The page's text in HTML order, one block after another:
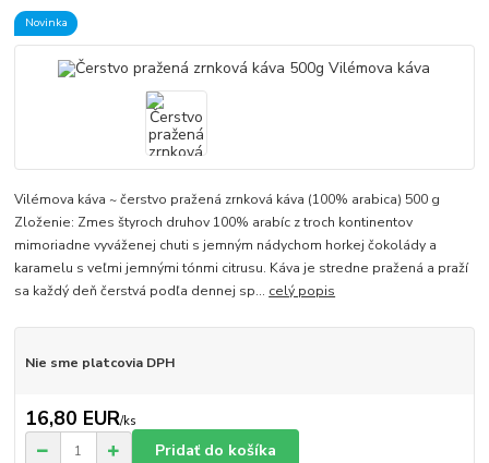
Novinka
Vilémova káva ~ čerstvo pražená zrnková káva (100% arabica) 500 g
Zloženie: Zmes štyroch druhov 100% arabíc z troch kontinentov
mimoriadne vyváženej chuti s jemným nádychom horkej čokolády a
karamelu s veľmi jemnými tónmi citrusu. Káva je stredne pražená a praží
sa každý deň čerstvá podľa dennej sp... celý popis
Nie sme platcovia DPH
16,80 EUR/ks
Pridať do košíka